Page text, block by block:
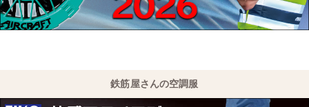
鉄筋屋さんの空調服